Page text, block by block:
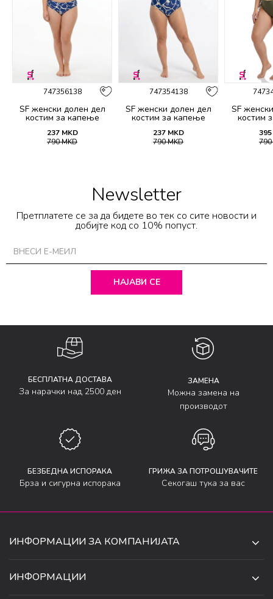
747356138
SF женски долен дел
костим за капење
237 MKD
790MKD
747354138
SF женски долен дел
костим за капење
237 MKD
790MKD
SF
костим
395
790
Newsletter
Претплатете се за да бидете во тек со сите новости и
добијте код со 10% попуст.
НАЈАВИ СЕ
БЕСПЛАТНА ДОСТАВА
За нарачки над 2500 ден
ЗАМЕНА
Можна замена на
производот
БЕЗБЕДНА ИСПОРАКА
Брза и сигурна испорака
ГРИЖА ЗА ПОТРОШУВАЧИТЕ
Секогаш тука за вас
ИНФОРМАЦИИ ЗА КОМПАНИЈАТА
ИНФОРМАЦИИ